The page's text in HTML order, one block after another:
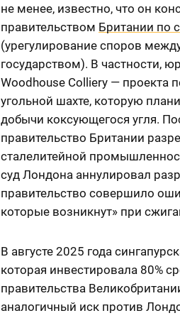
не менее, известно, что он
правительством Британии по
(урегулирование споров
государством). В частности,
Woodhouse Colliery — проекта
угольной шахте, которую
добычи коксующегося угля.
правительство Британии
сталелитейной
суд Лондона аннулировал
правительство совершило
которые возникнут» при
В августе 2025 года
которая инвестировала 80%
правительства
аналогичный иск против